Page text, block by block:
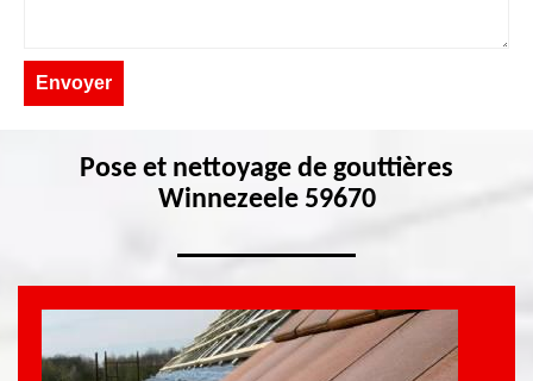
Pose et nettoyage de gouttières
Winnezeele 59670